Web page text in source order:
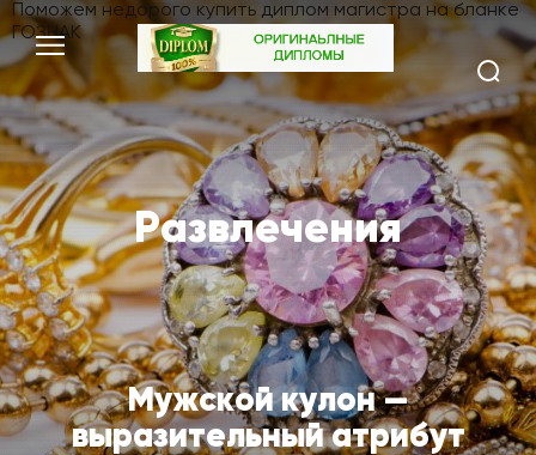
Поможем недорого купить диплом магистра на бланке
ГОЗНАК
Развлечения
Мужской кулон —
выразительный атрибут